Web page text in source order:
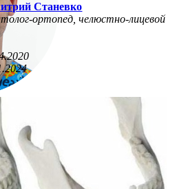
Станевко
ортопед, челюстно-лицевой